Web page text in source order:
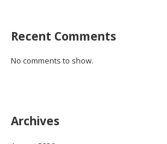
Recent Comments
No comments to show.
Archives